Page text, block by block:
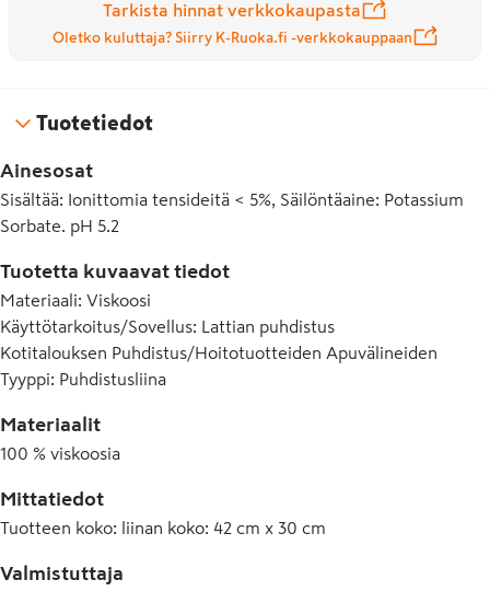
Tarkista hinnat verkkokaupasta
Oletko kuluttaja? Siirry K-Ruoka.fi -verkkokauppaan
Tuotetiedot
Ainesosat
Sisältää: Ionittomia tensideitä < 5%, Säilöntäaine: Potassium
Sorbate. pH 5.2
Tuotetta kuvaavat tiedot
Materiaali: Viskoosi
Käyttötarkoitus/Sovellus: Lattian puhdistus
Kotitalouksen Puhdistus/Hoitotuotteiden Apuvälineiden
Tyyppi: Puhdistusliina
Materiaalit
100 % viskoosia
Mittatiedot
Tuotteen koko: liinan koko: 42 cm x 30 cm
Valmistuttaja